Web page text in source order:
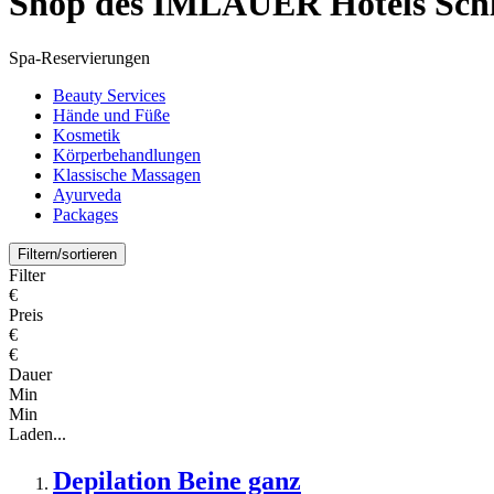
Spa-Reservierungen
Beauty Services
Hände und Füße
Kosmetik
Körperbehandlungen
Klassische Massagen
Ayurveda
Packages
Filtern/sortieren
Filter
€
Preis
€
€
Dauer
Min
Min
Laden...
Depilation Beine ganz